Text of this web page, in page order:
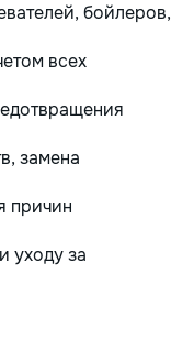
бойлеров,
всех
замена
причин
уходу за